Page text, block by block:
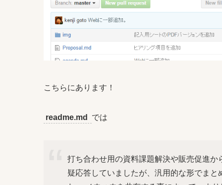
こちらにあります！
readme.md では
打ち合わせ用の資料課題解決や販売促進
疑応答していましたが、汎用的な形でま